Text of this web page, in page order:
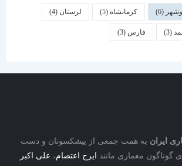
کرمانشاه(5) لرستان (4)
فارس
به همت جمعی از پیشکسوتان و دست
معماری مانندایرج اعتصام،علی اکبر